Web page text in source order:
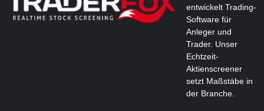
entwickelt Trading-
Software für
Anleger und
Trader. Unser
Echtzeit-
Aktienscreener
setzt Maßstäbe in
der Branche.